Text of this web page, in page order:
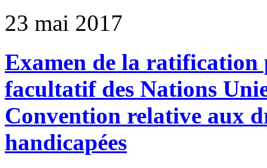
23 mai 2017
Examen de la ratification
facultatif des Nations
Convention relative aux
handicapées